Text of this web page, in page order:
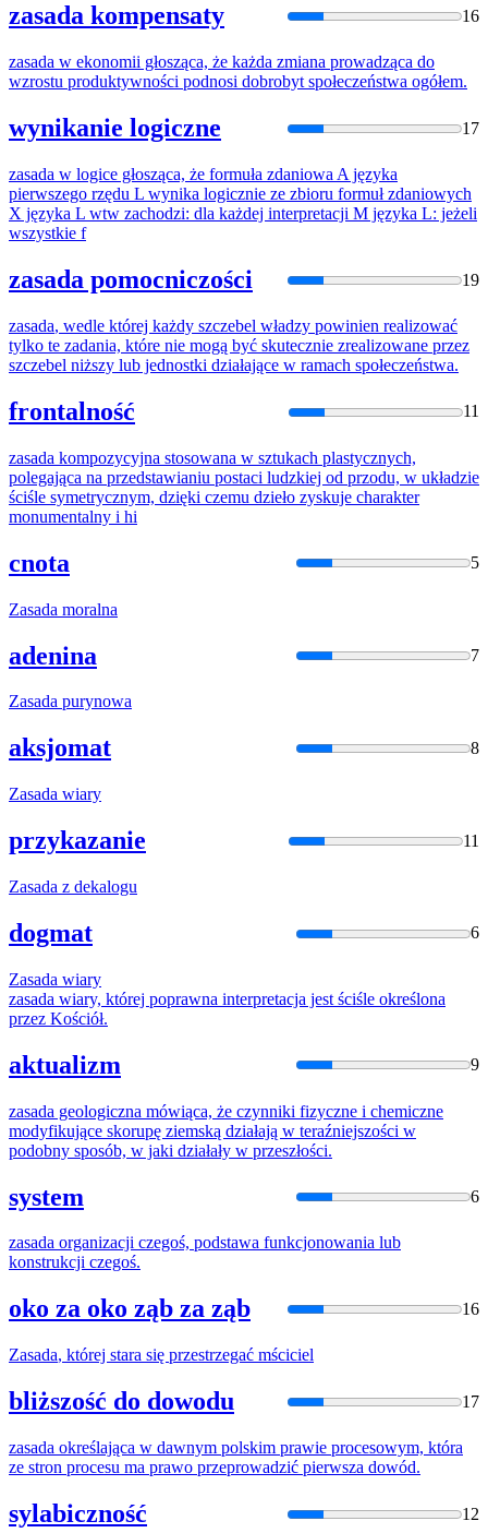
zasada kompensaty 16
zasada w ekonomii głosząca, że każda zmiana prowadząca do
wzrostu produktywności podnosi dobrobyt społeczeństwa ogółem.
wynikanie logiczne 17
zasada w logice głosząca, że formuła zdaniowa A języka
pierwszego rzędu L wynika logicznie ze zbioru formuł zdaniowych
X języka L wtw zachodzi: dla każdej interpretacji M języka L: jeżeli
wszystkie f
zasada pomocniczości 19
zasada, wedle której każdy szczebel władzy powinien realizować
tylko te zadania, które nie mogą być skutecznie zrealizowane przez
szczebel niższy lub jednostki działające w ramach społeczeństwa.
frontalność 11
zasada kompozycyjna stosowana w sztukach plastycznych,
polegająca na przedstawianiu postaci ludzkiej od przodu, w układzie
ściśle symetrycznym, dzięki czemu dzieło zyskuje charakter
monumentalny i hi
cnota 5
Zasada moralna
adenina 7
Zasada purynowa
aksjomat 8
Zasada wiary
przykazanie 11
Zasada z dekalogu
dogmat 6
Zasada wiary
zasada wiary, której poprawna interpretacja jest ściśle określona
przez Kościół.
aktualizm 9
zasada geologiczna mówiąca, że czynniki fizyczne i chemiczne
modyfikujące skorupę ziemską działają w teraźniejszości w
podobny sposób, w jaki działały w przeszłości.
system 6
zasada organizacji czegoś, podstawa funkcjonowania lub
konstrukcji czegoś.
oko za oko ząb za ząb 16
Zasada, której stara się przestrzegać mściciel
bliższość do dowodu 17
zasada określająca w dawnym polskim prawie procesowym, która
ze stron procesu ma prawo przeprowadzić pierwsza dowód.
sylabiczność 12